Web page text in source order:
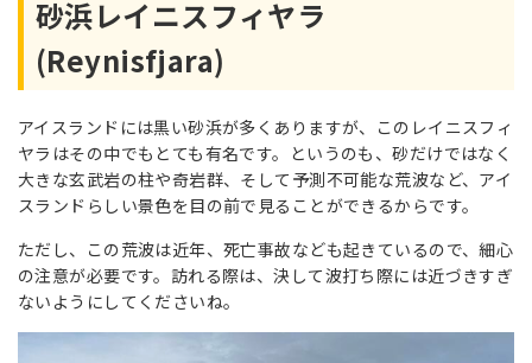
砂浜レイニスフィヤラ
(Reynisfjara)
アイスランドには黒い砂浜が多くありますが、このレイニスフィ
ヤラはその中でもとても有名です。というのも、砂だけではなく
大きな玄武岩の柱や奇岩群、そして予測不可能な荒波など、アイ
スランドらしい景色を目の前で見ることができるからです。
ただし、この荒波は近年、死亡事故なども起きているので、細心
の注意が必要です。訪れる際は、決して波打ち際には近づきすぎ
ないようにしてくださいね。